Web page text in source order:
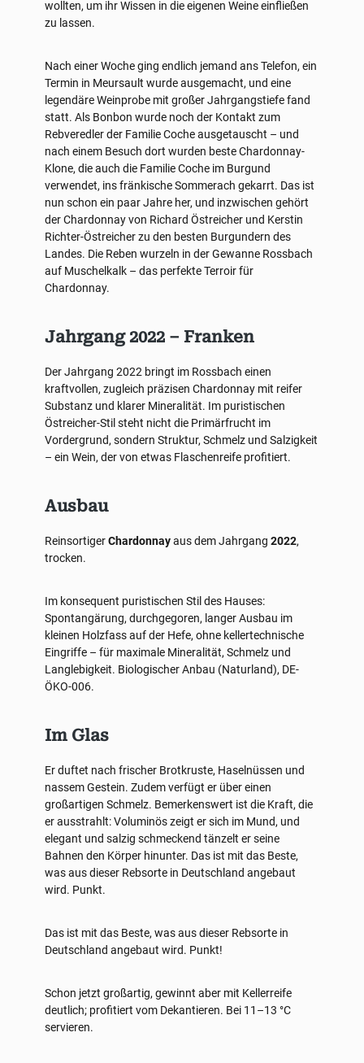
wollten, um ihr Wissen in die eigenen Weine einfließen
zu lassen.
Nach einer Woche ging endlich jemand ans Telefon, ein
Termin in Meursault wurde ausgemacht, und eine
legendäre Weinprobe mit großer Jahrgangstiefe fand
statt. Als Bonbon wurde noch der Kontakt zum
Rebveredler der Familie Coche ausgetauscht – und
nach einem Besuch dort wurden beste Chardonnay-
Klone, die auch die Familie Coche im Burgund
verwendet, ins fränkische Sommerach gekarrt. Das ist
nun schon ein paar Jahre her, und inzwischen gehört
der Chardonnay von Richard Östreicher und Kerstin
Richter-Östreicher zu den besten Burgundern des
Landes. Die Reben wurzeln in der Gewanne Rossbach
auf Muschelkalk – das perfekte Terroir für
Chardonnay.
Jahrgang 2022 – Franken
Der Jahrgang 2022 bringt im Rossbach einen
kraftvollen, zugleich präzisen Chardonnay mit reifer
Substanz und klarer Mineralität. Im puristischen
Östreicher-Stil steht nicht die Primärfrucht im
Vordergrund, sondern Struktur, Schmelz und Salzigkeit
– ein Wein, der von etwas Flaschenreife profitiert.
Ausbau
ReinsortigerChardonnayaus dem Jahrgang 2022,
trocken.
Im konsequent puristischen Stil des Hauses:
Spontangärung, durchgegoren, langer Ausbau im
kleinen Holzfass auf der Hefe, ohne kellertechnische
Eingriffe – für maximale Mineralität, Schmelz und
Langlebigkeit. Biologischer Anbau (Naturland), DE-
ÖKO-006.
Im Glas
Er duftet nach frischer Brotkruste, Haselnüssen und
nassem Gestein. Zudem verfügt er über einen
großartigen Schmelz. Bemerkenswert ist die Kraft, die
er ausstrahlt: Voluminös zeigt er sich im Mund, und
elegant und salzig schmeckend tänzelt er seine
Bahnen den Körper hinunter. Das ist mit das Beste,
was aus dieser Rebsorte in Deutschland angebaut
wird. Punkt.
Das ist mit das Beste, was aus dieser Rebsorte in
Deutschland angebaut wird. Punkt!
Schon jetzt großartig, gewinnt aber mit Kellerreife
deutlich; profitiert vom Dekantieren. Bei 11–13 °C
servieren.